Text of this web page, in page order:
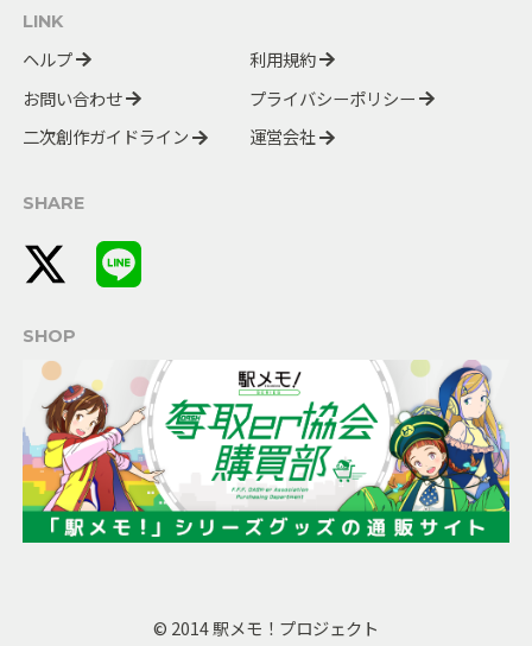
LINK
ヘルプ
利用規約
お問い合わせ
プライバシーポリシー
二次創作ガイドライン
運営会社
SHARE
SHOP
© 2014 駅メモ！プロジェクト